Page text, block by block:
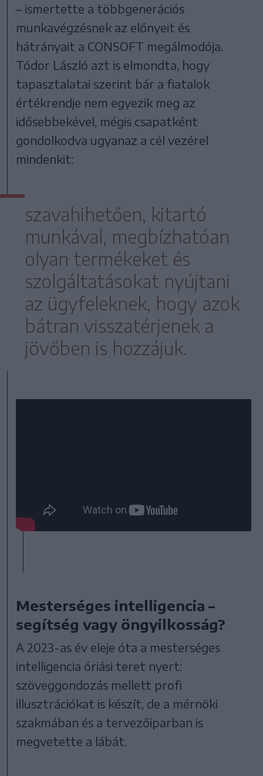
– ismertette a többgenerációs
munkavégzésnek az előnyeit és
hátrányait a CONSOFT megálmodója.
Tódor László azt is elmondta, hogy
tapasztalatai szerint bár a fiatalok
értékrendje nem egyezik meg az
idősebbekével, mégis csapatként
gondolkodva ugyanaz a cél vezérel
mindenkit:
szavahihetően, kitartó
munkával, megbízhatóan
olyan termékeket és
szolgáltatásokat nyújtani
az ügyfeleknek, hogy azok
bátran visszatérjenek a
jövőben is hozzájuk.
Mesterséges intelligencia –
segítség vagy öngyilkosság?
A 2023-as év eleje óta a mesterséges
intelligencia óriási teret nyert:
szöveggondozás mellett profi
illusztrációkat is készít, de a mérnöki
szakmában és a tervezőiparban is
megvetette a lábát.